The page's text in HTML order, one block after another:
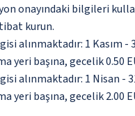
onayındaki bilgileri
kurun.
alınmaktadır: 1 Kasım
yeri başına, gecelik 0.50
alınmaktadır: 1 Nisan -
yeri başına, gecelik 2.00